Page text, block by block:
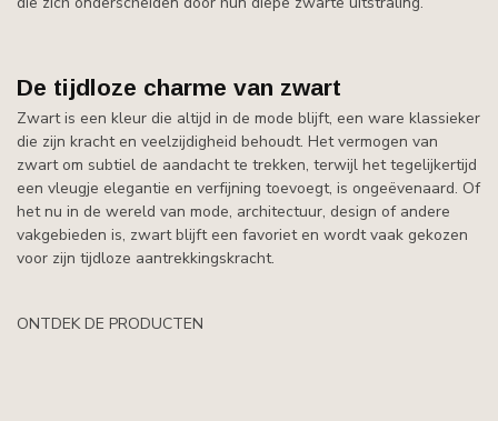
De tijdloze charme van zwart
Zwart is een kleur die altijd in de mode blijft, een ware klassieker
die zijn kracht en veelzijdigheid behoudt. Het vermogen van
zwart om subtiel de aandacht te trekken, terwijl het tegelijkertijd
een vleugje elegantie en verfijning toevoegt, is ongeëvenaard. Of
het nu in de wereld van mode, architectuur, design of andere
vakgebieden is, zwart blijft een favoriet en wordt vaak gekozen
voor zijn tijdloze aantrekkingskracht.
ONTDEK DE PRODUCTEN